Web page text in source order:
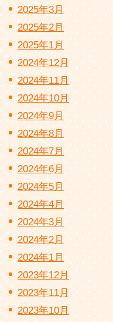
2025年3月
2025年2月
2025年1月
2024年12月
2024年11月
2024年10月
2024年9月
2024年8月
2024年7月
2024年6月
2024年5月
2024年4月
2024年3月
2024年2月
2024年1月
2023年12月
2023年11月
2023年10月